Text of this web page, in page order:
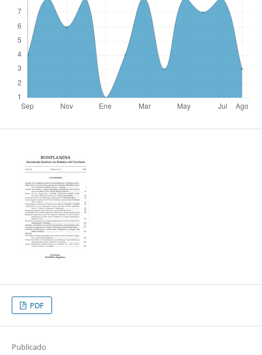
PDF
Publicado